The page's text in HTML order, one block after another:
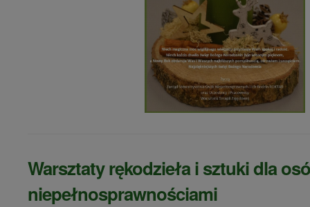
Warsztaty rękodzieła i sztuki dla
niepełnosprawnościami